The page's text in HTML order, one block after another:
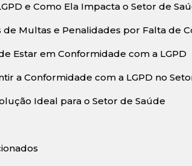
e Como Ela Impacta o Setor de
de Multas e Penalidades por Falta de
Estar em Conformidade com a LGPD
a Conformidade com a LGPD no
Ideal para o Setor de Saúde